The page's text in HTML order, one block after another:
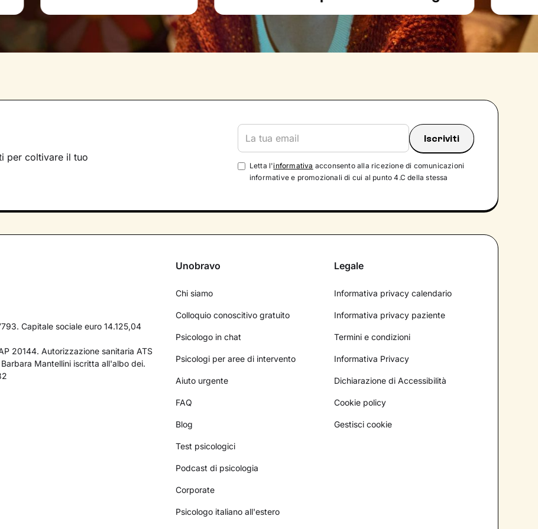
per coltivare il tuo
Letta l'informativa acconsento alla ricezione di comunicazioni
informative e promozionali di cui al punto 4.C della stessa
Capitale sociale euro 14.125,04
20144. Autorizzazione sanitaria ATS
Mantellini iscritta all'albo dei.
Unobravo
Chi siamo
Colloquio conoscitivo gratuito
Psicologo in chat
Psicologi per aree di intervento
Aiuto urgente
FAQ
Blog
Test psicologici
Podcast di psicologia
Corporate
Psicologo italiano all'estero
Legale
Informativa privacy calendario
Informativa privacy paziente
Termini e condizioni
Informativa Privacy
Dichiarazione di Accessibilità
Cookie policy
Gestisci cookie